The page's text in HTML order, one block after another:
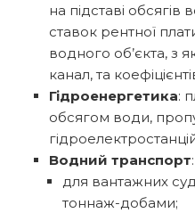
на підставі обсягів
ставок рентної
водного об’єкта, з
канал, та
Гідроенергетика:
обсягом води,
Водний транспорт:
для вантажних
тоннаж-добами;